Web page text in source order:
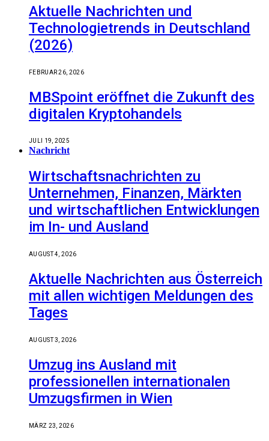
Aktuelle Nachrichten und
Technologietrends in Deutschland
(2026)
FEBRUAR 26, 2026
MBSpoint eröffnet die Zukunft des
digitalen Kryptohandels
JULI 19, 2025
Nachricht
Wirtschaftsnachrichten zu
Unternehmen, Finanzen, Märkten
und wirtschaftlichen Entwicklungen
im In- und Ausland
AUGUST 4, 2026
Aktuelle Nachrichten aus Österreich
mit allen wichtigen Meldungen des
Tages
AUGUST 3, 2026
Umzug ins Ausland mit
professionellen internationalen
Umzugsfirmen in Wien
MÄRZ 23, 2026